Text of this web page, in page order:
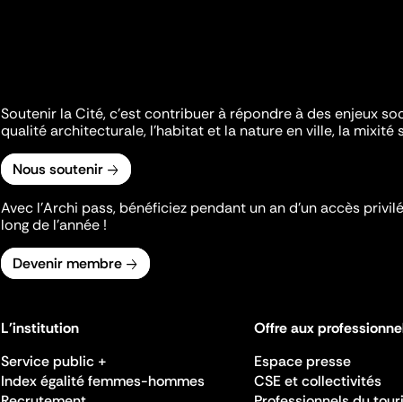
Soutenir la Cité, c'est contribuer à répondre à des enjeux
qualité architecturale, l'habitat et la nature en ville, la mixité
Nous soutenir
Avec l’Archi pass, bénéficiez pendant un an d’un accès
long de l’année !
Devenir membre
L'institution
Service public +
Index égalité femmes-hommes
Offre aux
Espace presse
CSE et collectivités